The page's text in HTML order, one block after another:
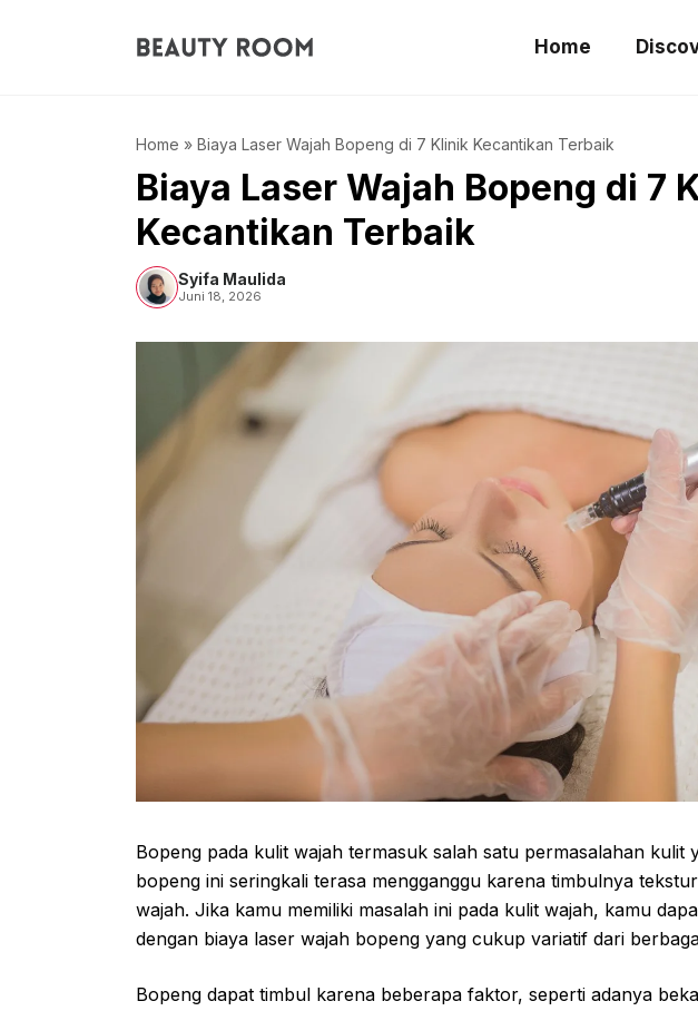
Home
Home » Biaya Laser Wajah Bopeng di 7 Klinik Kecantikan Terbaik
Biaya Laser Wajah Bopeng di 7
Kecantikan Terbaik
Syifa Maulida
Juni 18, 2026
Bopeng pada kulit wajah termasuk salah satu permasalahan kulit
bopeng ini seringkali terasa mengganggu karena timbulnya
wajah. Jika kamu memiliki masalah ini pada kulit wajah, kamu
dengan biaya laser wajah bopeng yang cukup variatif dari
Bopeng dapat timbul karena beberapa faktor, seperti adanya